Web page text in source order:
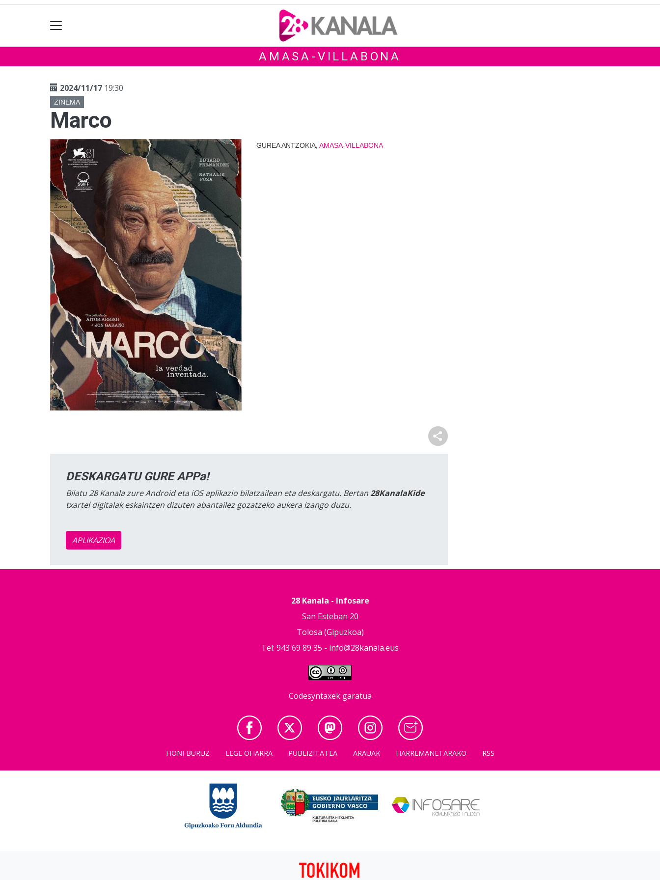
AMASA-VILLABONA
2024/11/17 19:30
ZINEMA
Marco
GUREA ANTZOKIA, AMASA-VILLABONA
DESKARGATU GURE APPa!
Bilatu 28 Kanala zure Android eta iOS aplikazio bilatzailean eta deskargatu. Bertan28KanalaKide
txartel digitalak eskaintzen dizuten abantailez gozatzeko aukera izango duzu.
APLIKAZIOA
28 Kanala - Infosare
San Esteban 20
Tolosa (Gipuzkoa)
Tel: 943 69 89 35 - info@28kanala.eus
Codesyntaxek garatua
HONI BURUZ LEGE OHARRA PUBLIZITATEA ARAUAK HARREMANETARAKO RSS